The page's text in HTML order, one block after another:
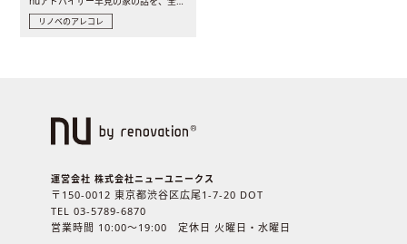
リノベのアレコレ
運営会社 株式会社ニューユニークス
〒150-0012 東京都渋谷区広尾1-7-20 DOT
TEL 03-5789-6870
営業時間 10:00〜19:00 定休日 火曜日・水曜日